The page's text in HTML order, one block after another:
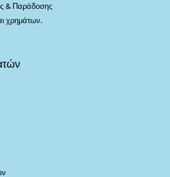
& Παράδοσης
χρημάτων.